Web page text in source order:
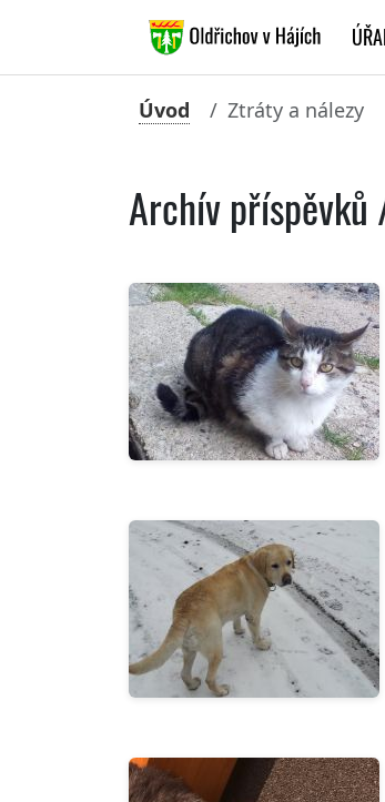
Úvod Ztráty a nálezy
Archív